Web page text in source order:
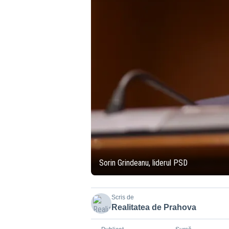
Sorin Grindeanu, liderul PSD
Scris de
Realitatea de Prahova